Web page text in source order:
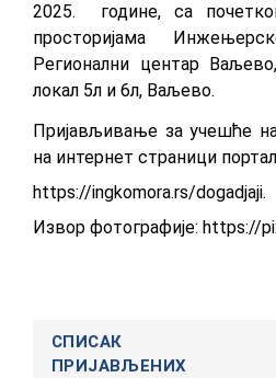
2025. године, са
просторијама
Регионални центар
локал 5л и 6л, Ваљево.
Приjaвљивaњe за учешће
на интернет страници
https://ingkomora.rs/dogadjaji.
Извор фотографије: https://
СПИСАК
ПРИЈАВЉЕНИХ